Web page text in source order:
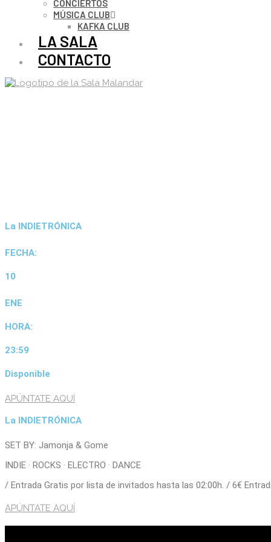
CONCIERTOS
MÚSICA CLUB
KAFKA CLUB
LA SALA
CONTACTO
La INDIETRÓNICA
FECHA:
10
ENE
HORA:
23:59
Disponible
APÚNTATE AQUÍ
La INDIETRÓNICA
SET BY: Jamonja & Gome
INDIE · ROCKS · ELECTRO · DANCE
/ Entrada Gratis por lista de invitados hasta las 02:00h. / 6€
APÚNTATE AQUÍ